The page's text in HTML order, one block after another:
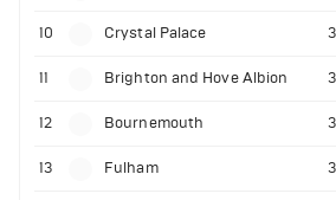
10 Crystal Palace
11 Brighton and Hove Albion
12 Bournemouth
13 Fulham